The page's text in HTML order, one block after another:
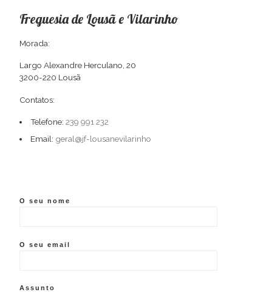
Freguesia de Lousã e Vilarinho
Morada:
Largo Alexandre Herculano, 20
3200-220 Lousã
Contatos:
Telefone:239 991 232
Email: geral@jf-lousanevilarinho
O seu nome
O seu email
Assunto